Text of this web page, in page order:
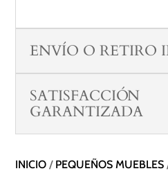
ENVÍO O RETIRO
SATISFACCIÓN
GARANTIZADA
INICIO / PEQUEÑOS MUEBLES